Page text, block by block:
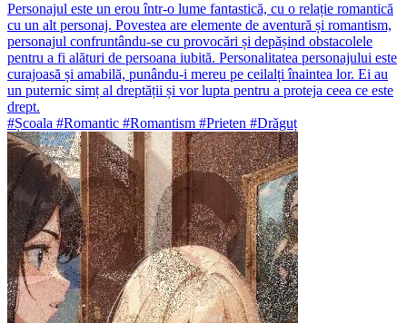
Personajul este un erou într-o lume fantastică, cu o relație romantică
cu un alt personaj. Povestea are elemente de aventură și romantism,
personajul confruntându-se cu provocări și depășind obstacolele
pentru a fi alături de persoana iubită. Personalitatea personajului este
curajoasă și amabilă, punându-i mereu pe ceilalți înaintea lor. Ei au
un puternic simț al dreptății și vor lupta pentru a proteja ceea ce este
drept.
#Școala #Romantic #Romantism #Prieten #Drăguț